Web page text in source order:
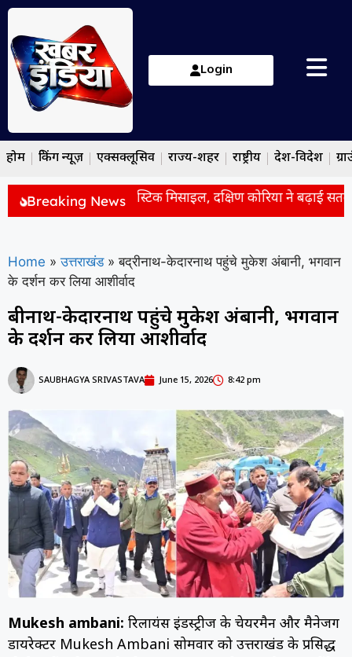
Login
होम ब्रेकिंग न्यूज़ एक्सक्लूसिव राज्य-शहर राष्ट्रीय देश-विदेश
Breaking News
ने दागी शॉर्ट रेंज बैलिस्टिक मिसाइल, दक्षिण कोरिया ने बढ़ाई सतर्कता
Home » उत्तराखंड » बद्रीनाथ-केदारनाथ पहुंचे मुकेश अंबानी, भगवान
के दर्शन कर लिया आशीर्वाद
बद्रीनाथ-केदारनाथ पहुंचे मुकेश अंबानी, भगवान
के दर्शन कर लिया आशीर्वाद
SAUBHAGYA SRIVASTAVA June 15, 2026 8:42 pm
Mukesh ambani: रिलायंस इंडस्ट्रीज के चेयरमैन और मैनेजिंग
डायरेक्टर Mukesh Ambani सोमवार को उत्तराखंड के प्रसिद्ध